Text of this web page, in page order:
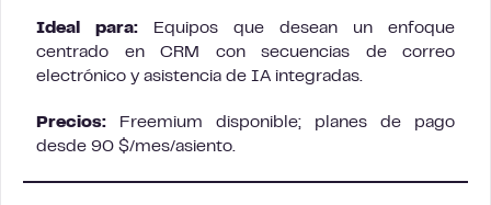
Ideal para: Equipos que desean un enfoque
centrado en CRM con secuencias de correo
electrónico y asistencia de IA integradas.
Precios: Freemium disponible; planes de pago
desde 90 $/mes/asiento.